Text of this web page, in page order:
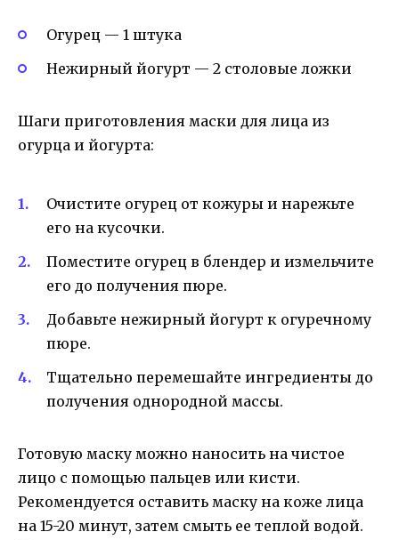
Огурец — 1 штука
Нежирный йогурт — 2 столовые ложки
Шаги приготовления маски для лица из
огурца и йогурта:
Очистите огурец от кожуры и нарежьте
его на кусочки.
Поместите огурец в блендер и измельчите
его до получения пюре.
Добавьте нежирный йогурт к огуречному
пюре.
Тщательно перемешайте ингредиенты до
получения однородной массы.
Готовую маску можно наносить на чистое
лицо с помощью пальцев или кисти.
Рекомендуется оставить маску на коже лица
на 15-20 минут, затем смыть ее теплой водой.